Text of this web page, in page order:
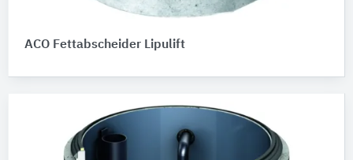
ACO Fettabscheider Lipulift